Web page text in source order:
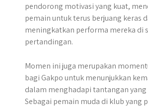
pendorong motivasi yang kuat,
pemain untuk terus berjuang keras
meningkatkan performa mereka di
pertandingan.
Momen ini juga merupakan
bagi Gakpo untuk menunjukkan
dalam menghadapi tantangan yang
Sebagai pemain muda di klub yang